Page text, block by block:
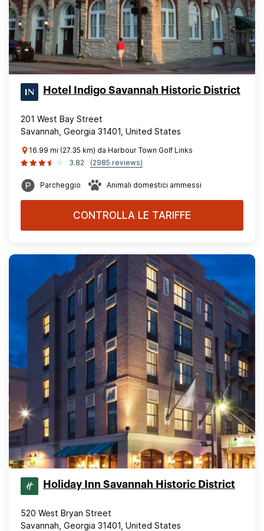
Hotel Indigo Savannah Historic District
201 West Bay Street
Savannah, Georgia 31401, United States
16.99 mi (27.35 km) da Harbour Town Golf Links
3.82
(2985 reviews)
Parcheggio Animali domestici ammessi
CONTROLLA LE TARIFFE
Holiday Inn Savannah Historic District
520 West Bryan Street
Savannah, Georgia 31401, United States